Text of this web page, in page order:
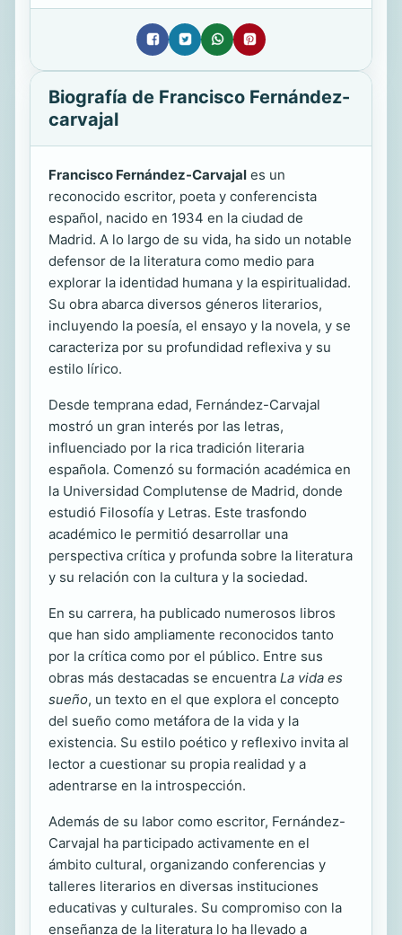
Biografía de Francisco Fernández-
carvajal
Francisco Fernández-Carvajal es un
reconocido escritor, poeta y conferencista
español, nacido en 1934 en la ciudad de
Madrid. A lo largo de su vida, ha sido un notable
defensor de la literatura como medio para
explorar la identidad humana y la espiritualidad.
Su obra abarca diversos géneros literarios,
incluyendo la poesía, el ensayo y la novela, y se
caracteriza por su profundidad reflexiva y su
estilo lírico.
Desde temprana edad, Fernández-Carvajal
mostró un gran interés por las letras,
influenciado por la rica tradición literaria
española. Comenzó su formación académica en
la Universidad Complutense de Madrid, donde
estudió Filosofía y Letras. Este trasfondo
académico le permitió desarrollar una
perspectiva crítica y profunda sobre la literatura
y su relación con la cultura y la sociedad.
En su carrera, ha publicado numerosos libros
que han sido ampliamente reconocidos tanto
por la crítica como por el público. Entre sus
obras más destacadas se encuentra La vida es
sueño, un texto en el que explora el concepto
del sueño como metáfora de la vida y la
existencia. Su estilo poético y reflexivo invita al
lector a cuestionar su propia realidad y a
adentrarse en la introspección.
Además de su labor como escritor, Fernández-
Carvajal ha participado activamente en el
ámbito cultural, organizando conferencias y
talleres literarios en diversas instituciones
educativas y culturales. Su compromiso con la
enseñanza de la literatura lo ha llevado a